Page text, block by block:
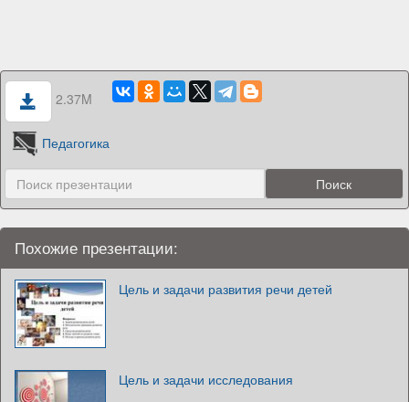
2.37M
Педагогика
Похожие презентации:
Цель и задачи развития речи детей
Цель и задачи исследования